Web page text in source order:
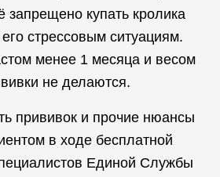
запрещено купать кролика
стрессовым ситуациям.
менее 1 месяца и весом
не делаются.
прививок и прочие нюансы
в ходе бесплатной
Единой Службы